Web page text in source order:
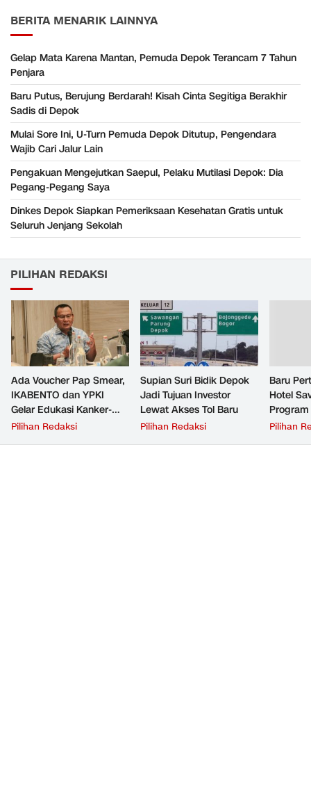
BERITA MENARIK LAINNYA
Gelap Mata Karena Mantan, Pemuda Depok Terancam 7 Tahun
Penjara
Baru Putus, Berujung Berdarah! Kisah Cinta Segitiga Berakhir
Sadis di Depok
Mulai Sore Ini, U-Turn Pemuda Depok Ditutup, Pengendara
Wajib Cari Jalur Lain
Pengakuan Mengejutkan Saepul, Pelaku Mutilasi Depok: Dia
Pegang-Pegang Saya
Dinkes Depok Siapkan Pemeriksaan Kesehatan Gratis untuk
Seluruh Jenjang Sekolah
PILIHAN REDAKSI
Ada Voucher Pap Smear,
IKABENTO dan YPKI
Gelar Edukasi Kanker-
Tumor Gratis di Depok
Pilihan Redaksi
Supian Suri Bidik Depok
Jadi Tujuan Investor
Lewat Akses Tol Baru
Pilihan Redaksi
Baru
Hotel
Suri
Pilihan